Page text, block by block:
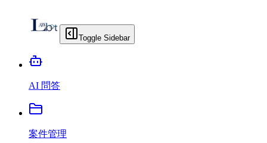
Toggle Sidebar
AI 問答
案件管理